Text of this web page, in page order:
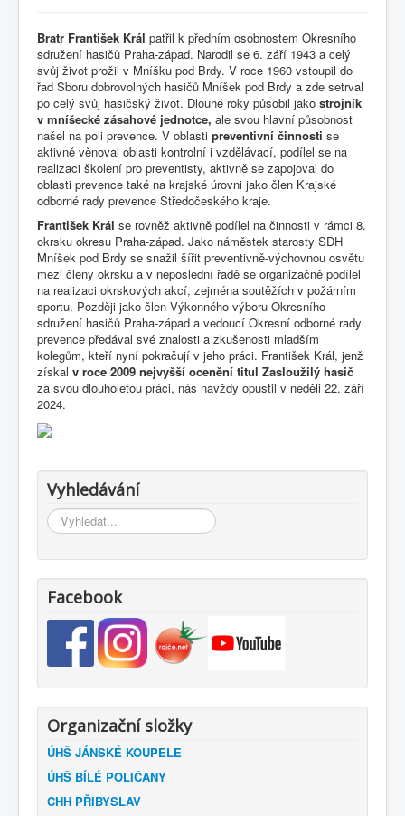
Bratr František Král patřil k předním osobnostem Okresního
sdružení hasičů Praha-západ. Narodil se 6. září 1943 a celý
svůj život prožil v Mníšku pod Brdy. V roce 1960 vstoupil do
řad Sboru dobrovolných hasičů Mníšek pod Brdy a zde setrval
po celý svůj hasičský život. Dlouhé roky působil jako strojník
v mníšecké zásahové jednotce, ale svou hlavní působnost
našel na poli prevence. V oblasti preventivní činnosti se
aktivně věnoval oblasti kontrolní i vzdělávací, podílel se na
realizaci školení pro preventisty, aktivně se zapojoval do
oblasti prevence také na krajské úrovni jako člen Krajské
odborné rady prevence Středočeského kraje.
František Král se rovněž aktivně podílel na činnosti v rámci 8.
okrsku okresu Praha-západ. Jako náměstek starosty SDH
Mníšek pod Brdy se snažil šířit preventivně-výchovnou osvětu
mezi členy okrsku a v neposlední řadě se organizačně podílel
na realizaci okrskových akcí, zejména soutěžích v požárním
sportu. Později jako člen Výkonného výboru Okresního
sdružení hasičů Praha-západ a vedoucí Okresní odborné rady
prevence předával své znalosti a zkušenosti mladším
kolegům, kteří nyní pokračují v jeho práci. František Král, jenž
získal v roce 2009 nejvyšší ocenění titul Zasloužilý hasič
za svou dlouholetou práci, nás navždy opustil v neděli 22. září
2024.
Vyhledávání
Vyhledávání...
Facebook
Organizační složky
ÚHŠ JÁNSKÉ KOUPELE
ÚHŠ BÍLÉ POLIČANY
CHH PŘIBYSLAV